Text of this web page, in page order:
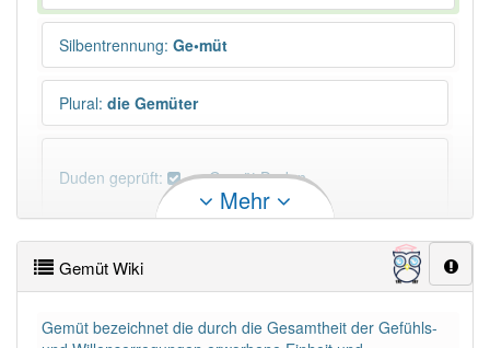
Silbentrennung: Ge•müt
Plural: die Gemüter
Duden geprüft: Gemüt Duden
PowerIndex:49
Mehr
Gemüt Wiki
Gemüt bezeichnet die durch die Gesamtheit der Gefühls-